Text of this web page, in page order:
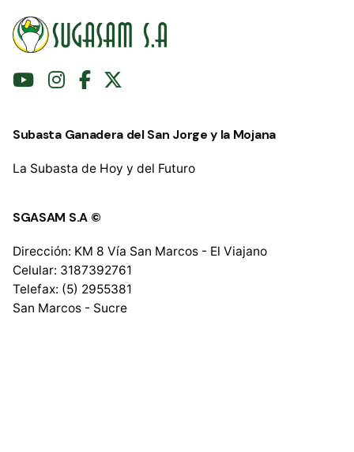
Subasta Ganadera del San Jorge y la Mojana
La Subasta de Hoy y del Futuro
SGASAM S.A ©
Dirección: KM 8 Vía San Marcos - El Viajano
Celular: 3187392761
Telefax: (5) 2955381
San Marcos - Sucre